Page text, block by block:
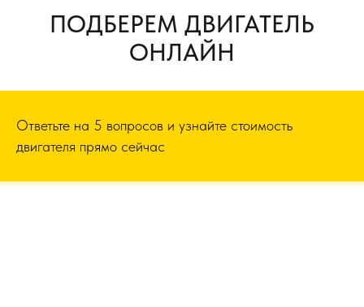
ПОДБЕРЕМ ДВИГАТЕЛЬ
ОНЛАЙН
Ответьте на 5 вопросов и узнайте стоимость
двигателя прямо сейчас